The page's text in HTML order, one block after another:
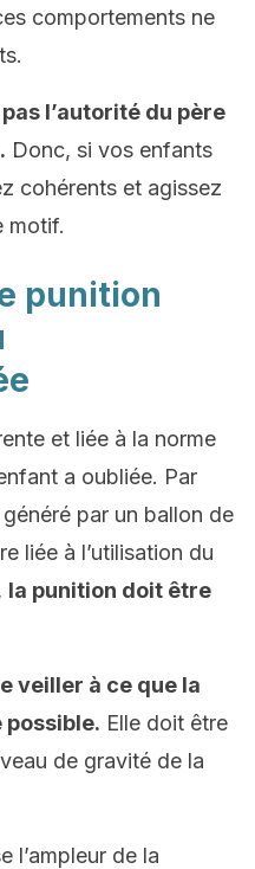
comportements ne
l’autorité du père
Donc, si vos enfants
cohérents et agissez
motif.
punition
et liée à la norme
a oubliée. Par
par un ballon de
liée à l’utilisation du
la punition doit être
veiller à ce que la
possible. Elle doit être
de gravité de la
l’ampleur de la